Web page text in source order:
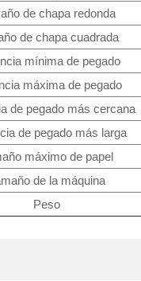
de chapa redonda
de chapa cuadrada
mínima de pegado
máxima de pegado
de pegado más cercana
de pegado más larga
máximo de papel
de la máquina
Peso